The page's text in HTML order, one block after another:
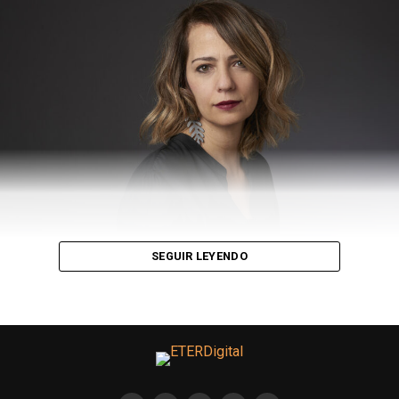
– ¿Qué cuidado hacen desde la alimentación?
La nutricionista tiene un encuentro semanal con las
jugadoras donde se hace un registro de comidas, se hace
un estudio sobre como es el seguimiento de cada
jugadora con el tema de alimentación que creemos que
hoy, por como está el contexto de los entrenamientos,
el aislamiento, la ansiedad, el aburrimiento puede llegar
a pasar de que coman algo que no va acorde a su
– ¿Cómo hacen para manejar esa ansiedad o el
– Para eso tenemos al psicólogo que se encarga de la
parte emocional, con charlas grupales o de manera
individual a través de la plataforma Zoom.
SEGUIR LEYENDO